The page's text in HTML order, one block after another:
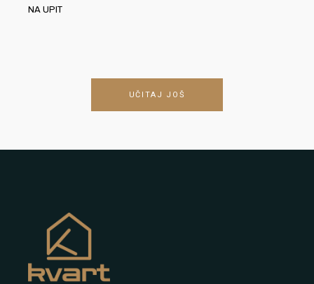
NA UPIT
UČITAJ JOŠ